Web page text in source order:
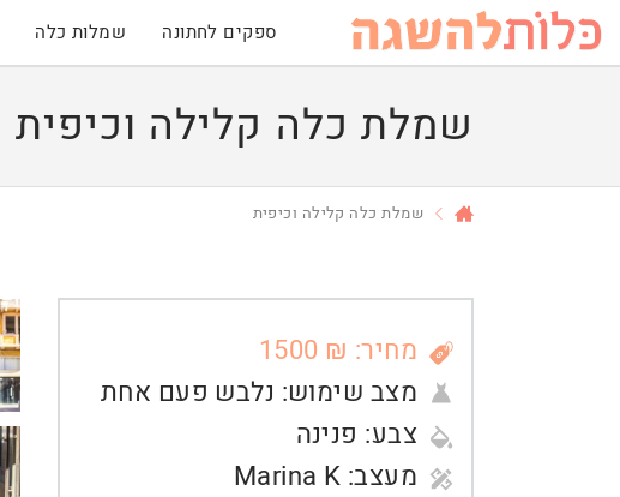
ספקים לחתונה שמלות כלה
שמלת כלה קלילה וכיפית
שמלת כלה קלילה וכיפית
מחיר: ₪ 1500
מצב שימוש: נלבש פעם אחת
צבע: פנינה
מעצב: Marina K